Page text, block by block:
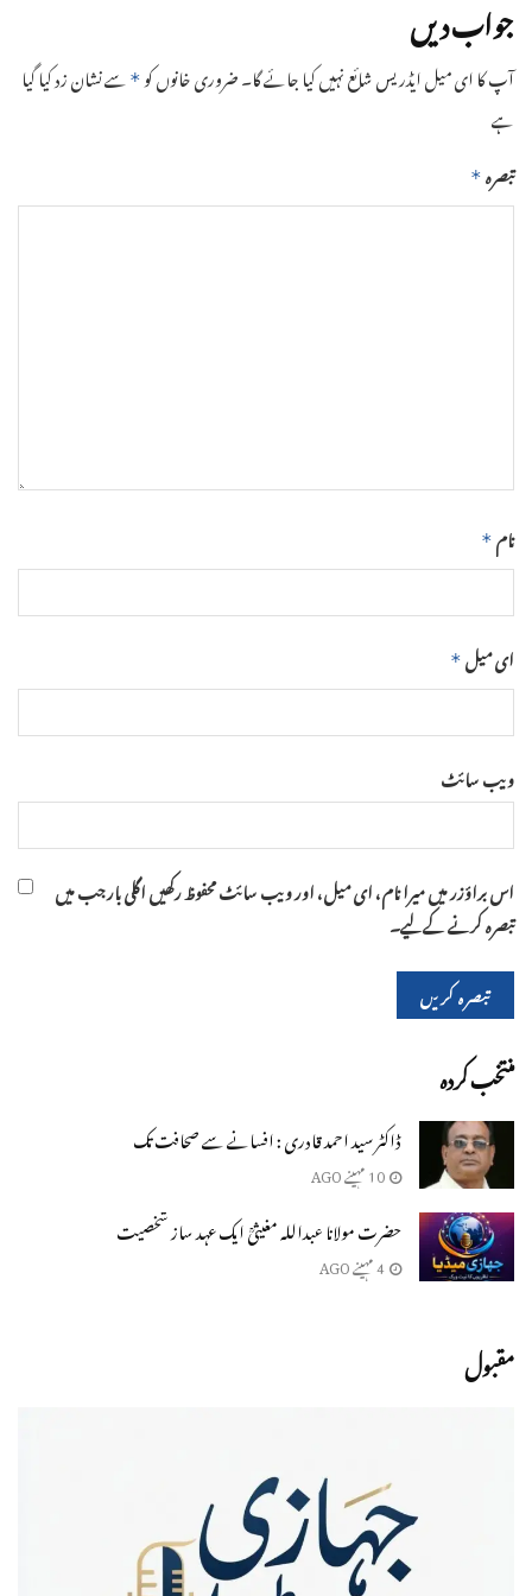
جواب دیں
آپ کا ای میل ایڈریس شائع نہیں کیا جائے گا۔ضروری خانوں کو* سے نشان زد کیا گیا
ہے
تبصرہ *
نام *
ای میل *
ویب‌ سائٹ
اس براؤزر میں میرا نام، ای میل، اور ویب سائٹ محفوظ رکھیں اگلی بار جب میں
تبصرہ کرنے کےلیے۔
منتخب کردہ
‬ڈاکٹر سید احمد قادری : افسانے سے صحافت تک
حضرت مولانا عبداللہ مغیثیؒ ایک عہد ساز شخصیت
مقبول